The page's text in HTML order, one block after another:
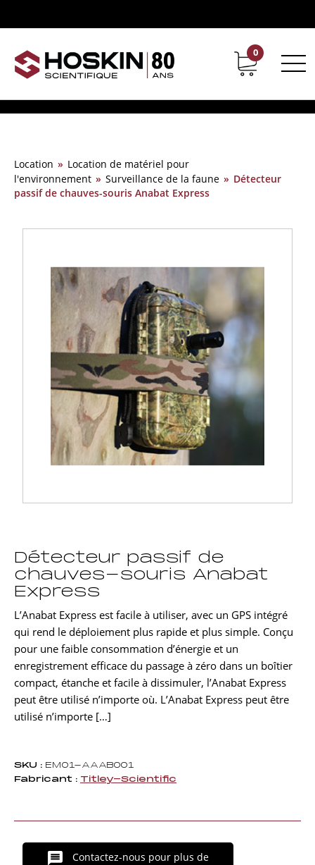
Support Carrières chez Hoskin
0
Location » Location de matériel pour
l'environnement » Surveillance de la faune » Détecteur
passif de chauves-souris Anabat Express
Détecteur passif de
chauves-souris Anabat
Express
L’Anabat Express est facile à utiliser, avec un GPS intégré
qui rend le déploiement plus rapide et plus simple. Conçu
pour une faible consommation d’énergie et un
enregistrement efficace du passage à zéro dans un boîtier
compact, étanche et facile à dissimuler, l’Anabat Express
peut être utilisé n’importe où. L’Anabat Express peut être
utilisé n’importe […]
SKU : EM01-AAAB001
Fabricant : Titley-Scientific
Contactez-nous pour plus de